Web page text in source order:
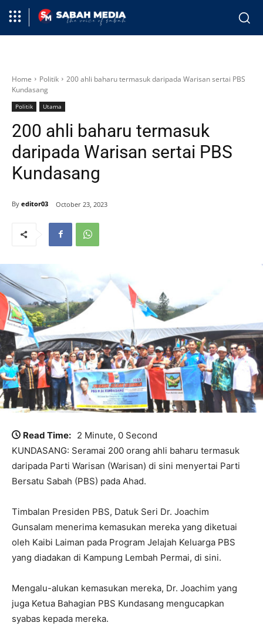
Home Politik
200 ahli baharu termasuk daripada Warisan sertai PBS
Kundasang
Politik Utama
200 ahli baharu termasuk
daripada Warisan sertai PBS
Kundasang
By editor03 October 23, 2023
Read Time: 2 Minute, 0 Second
KUNDASANG: Seramai 200 orang ahli baharu termasuk
daripada Parti Warisan (Warisan) di sini menyertai Parti
Bersatu Sabah (PBS) pada Ahad.
Timbalan Presiden PBS, Datuk Seri Dr. Joachim
Gunsalam menerima kemasukan mereka yang diketuai
oleh Kaibi Laiman pada Program Jelajah Keluarga PBS
yang diadakan di Kampung Lembah Permai, di sini.
Mengalu-alukan kemasukan mereka, Dr. Joachim yang
juga Ketua Bahagian PBS Kundasang mengucapkan
syabas kepada mereka.